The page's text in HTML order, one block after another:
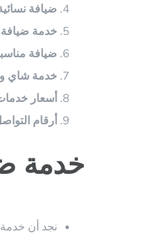
ضيافة
خدمة
ضيافة
خدمة شاي
أسعار
أرقام
خدمة
نجد أن